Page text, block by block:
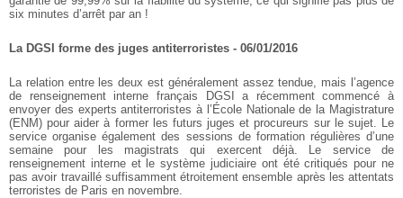
six minutes d’arrêt par an !
La DGSI forme des juges antiterroristes - 06/01/2016
La relation entre les deux est généralement assez tendue, mais l’agence
de renseignement interne français DGSI a récemment commencé à
envoyer des experts antiterroristes à l’École Nationale de la Magistrature
(ENM) pour aider à former les futurs juges et procureurs sur le sujet. Le
service organise également des sessions de formation régulières d’une
semaine pour les magistrats qui exercent déjà. Le service de
renseignement interne et le système judiciaire ont été critiqués pour ne
pas avoir travaillé suffisamment étroitement ensemble après les attentats
terroristes de Paris en novembre.